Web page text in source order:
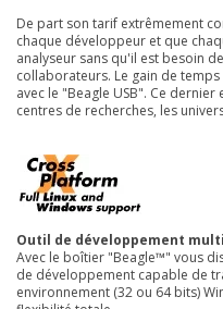
De part son tarif extrêmement
chaque développeur et que
analyseur sans qu'il est besoin
collaborateurs. Le gain de
avec le "Beagle USB". Ce
centres de recherches, les
Outil de développement
Avec le boîtier "Beagle™" vous
de développement capable de
environnement (32 ou 64 bits)